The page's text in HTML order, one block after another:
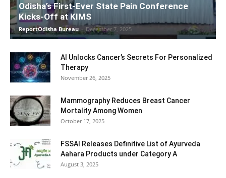
Odisha’s First-Ever State Pain Conference
Kicks-Off at KIMS
ReportOdisha Bureau - December 7, 2025
AI Unlocks Cancer’s Secrets For Personalized
Therapy
November 26, 2025
Mammography Reduces Breast Cancer
Mortality Among Women
October 17, 2025
FSSAI Releases Definitive List of Ayurveda
Aahara Products under Category A
August 3, 2025